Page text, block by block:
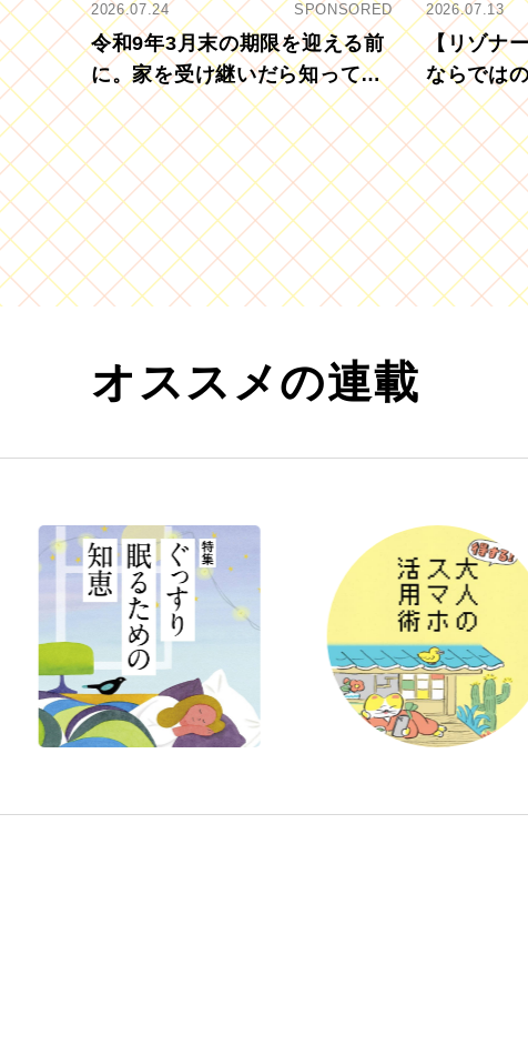
2026.07.24 SPONSORED
令和9年3月末の期限を迎える前
に。家を受け継いだら知ってお
きたい「相続登記の義務化」
2026.07.13
【リゾナ
ならでは
むブドウ
オススメの連載